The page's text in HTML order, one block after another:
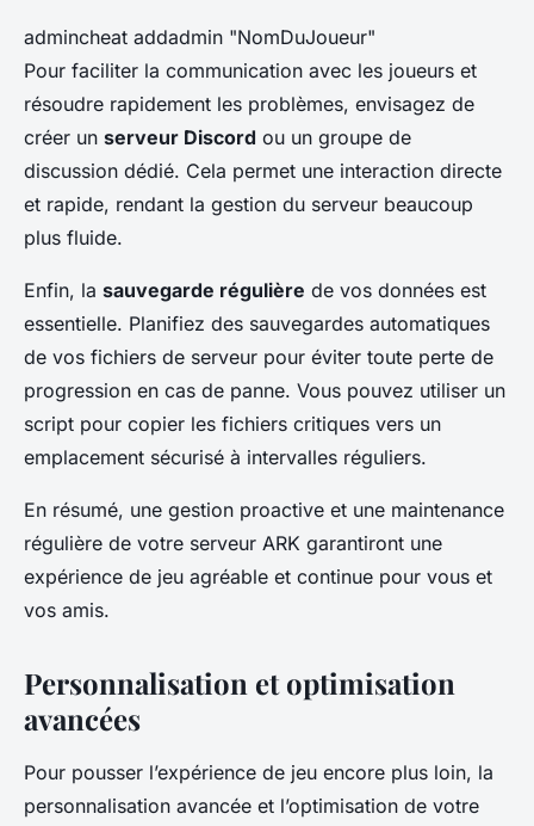
admincheat addadmin "NomDuJoueur"
Pour faciliter la communication avec les joueurs et
résoudre rapidement les problèmes, envisagez de
créer un serveur Discord ou un groupe de
discussion dédié. Cela permet une interaction directe
et rapide, rendant la gestion du serveur beaucoup
plus fluide.
Enfin, la sauvegarde régulière de vos données est
essentielle. Planifiez des sauvegardes automatiques
de vos fichiers de serveur pour éviter toute perte de
progression en cas de panne. Vous pouvez utiliser un
script pour copier les fichiers critiques vers un
emplacement sécurisé à intervalles réguliers.
En résumé, une gestion proactive et une maintenance
régulière de votre serveur ARK garantiront une
expérience de jeu agréable et continue pour vous et
vos amis.
Personnalisation et optimisation
avancées
Pour pousser l’expérience de jeu encore plus loin, la
personnalisation avancée et l’optimisation de votre